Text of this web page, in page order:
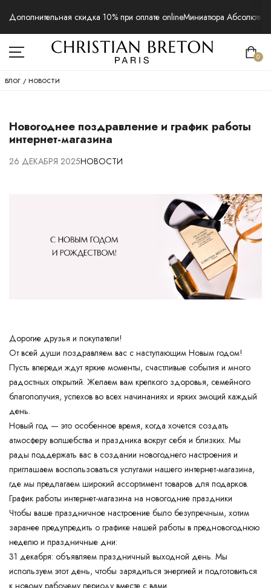
Дополнительная скидка 10% при оплате onlineМиниатюра
0
БЛОГ / НОВОСТИ
Новогоднее поздравление и график работы
интернет-магазина
26 ДЕКАБРЯ 2025НОВОСТИ
Дорогие друзья и покупатели!
От всей души поздравляем вас с наступающим Новым годом!
Пусть впереди ждут яркие моменты, счастливые события и много
радостных открытий. Желаем вам крепкого здоровья, семейного
благополучия, успехов во всех начинаниях и ярких эмоций каждый
день.
Новый год — это особенное время, когда хочется создать
атмосферу волшебства и праздника вокруг себя и близких. Мы
рады поддержать вас в создании новогоднего настроения и
приглашаем воспользоваться услугами нашего интернет-магазина,
где мы предлагаем широкий ассортимент товаров для подарков.
График работы интернет-магазина на новогодние праздники
Чтобы ваше праздничное настроение было безупречным, хотим
заранее предупредить о графике нашей работы в предновогоднюю
неделю и праздничные дни:
31 декабря: объявляем праздничный выходной день. Мы
используем этот день, чтобы зарядиться энергией и подготовиться